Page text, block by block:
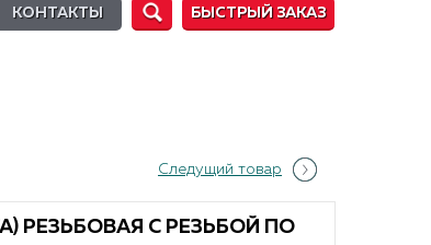
КОНТАКТЫ БЫСТРЫЙ ЗАКАЗ
Следущий товар
РЕЗЬБОВАЯ С РЕЗЬБОЙ ПО